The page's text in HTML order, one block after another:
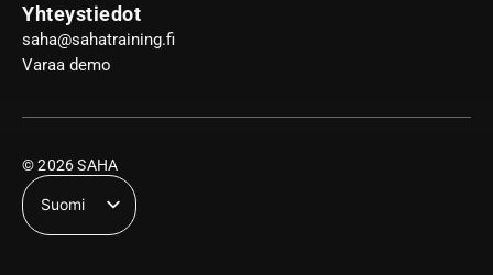
Yhteystiedot
saha@sahatraining.fi
Varaa demo
© 2026 SAHA
Suomi
English